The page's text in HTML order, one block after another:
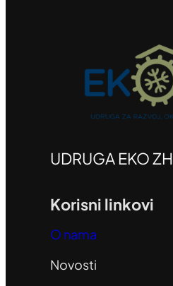
UDRUGA EKO ZH
Korisni linkovi
O nama
Novosti